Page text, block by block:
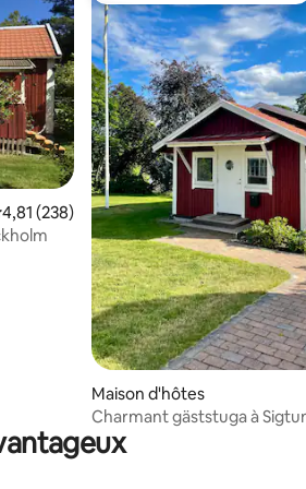
: 4,97 sur 5
moyenne sur la base de 238
4,81 (238)
Maison d'hôtes
Charmant gäststuga à